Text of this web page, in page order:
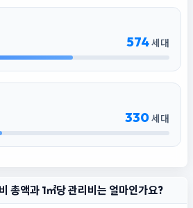
574세대
330세대
총액과 1㎡당 관리비는 얼마인가요?